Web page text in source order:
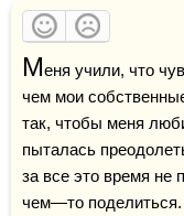
Меня учили, что
чем мои
так, чтобы меня
пыталась
за все это время не
чем—то